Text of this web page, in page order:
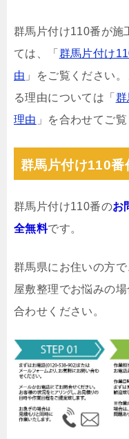
群馬片付け110番が施
ては、「 群馬片付け
由 」をご覧ください
る理由については「
理由 」を合わせてご覧
群馬片付け110番
群馬片付け110番のお
全無料です。
群馬県にお住いの方
屋敷整理でお悩みの
合わせください。